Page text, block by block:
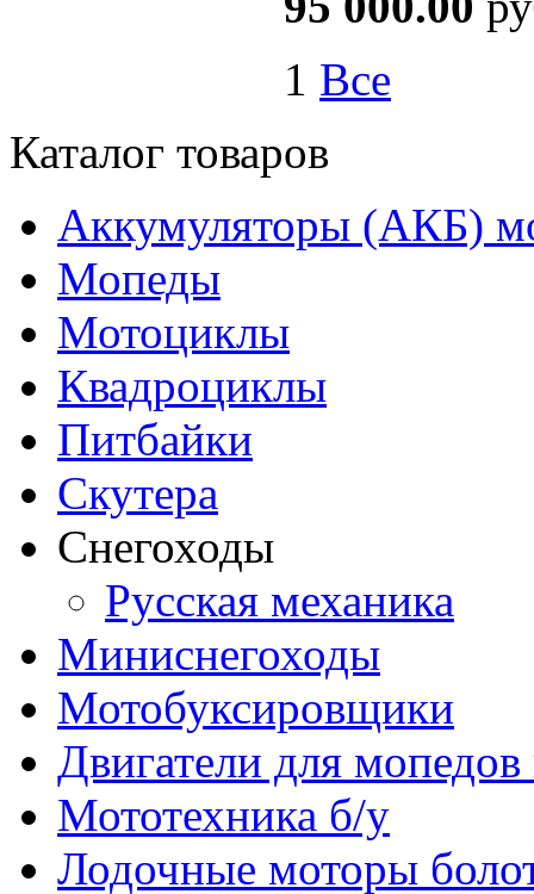
1 Все
Каталог товаров
Аккумуляторы (АКБ)
Мопеды
Мотоциклы
Квадроциклы
Питбайки
Скутера
Снегоходы
Русская механика
Миниснегоходы
Мотобуксировщики
Двигатели для
Мототехника б/у
Лодочные моторы